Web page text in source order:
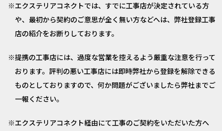
エクステリアコネクトでは、すでに工事店が決定されている方
や、最初から契約のご意思が全く無い方などへは、弊社登録工事
店の紹介をお断りしております。
提携の工事店には、過度な営業を控えるよう厳重な注意を行って
おります。評判の悪い工事店には即時弊社から登録を解除できる
ものとしておりますので、何か問題がございましたら弊社までご
一報ください。
エクステリアコネクト経由にて工事のご契約をいただいた方へ